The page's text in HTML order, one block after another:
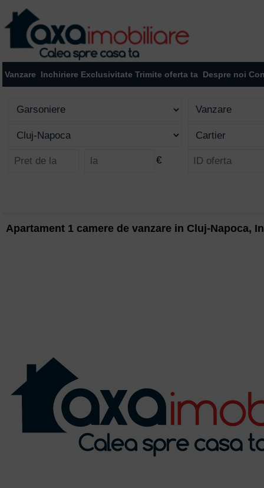
Vanzare Inchiriere Exclusivitate Trimite oferta ta Despre noi
€
Apartament 1 camere de vanzare in Cluj-Napoca,